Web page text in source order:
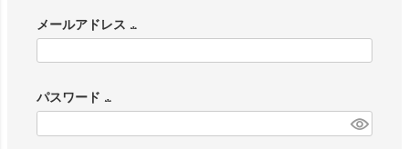
メールアドレス
(
須
)
パスワード